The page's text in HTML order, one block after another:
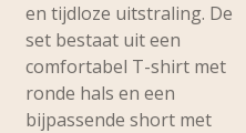
en tijdloze uitstraling. De
set bestaat uit een
comfortabel T-shirt met
ronde hals en een
bijpassende short met